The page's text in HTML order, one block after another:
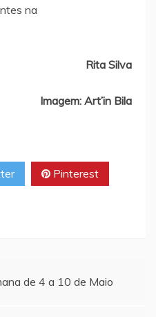
na
Rita Silva
Imagem: Art’in Bila
Pinterest
de 4 a 10 de Maio